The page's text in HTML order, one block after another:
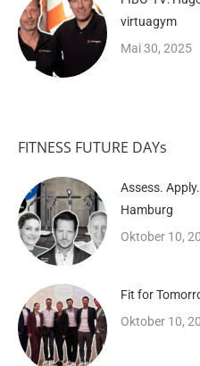
virtuagym
Mai 30, 2025
FITNESS FUTURE DAYs
Assess.
Hamburg
Oktober 10,
Fit for
Oktober 10,